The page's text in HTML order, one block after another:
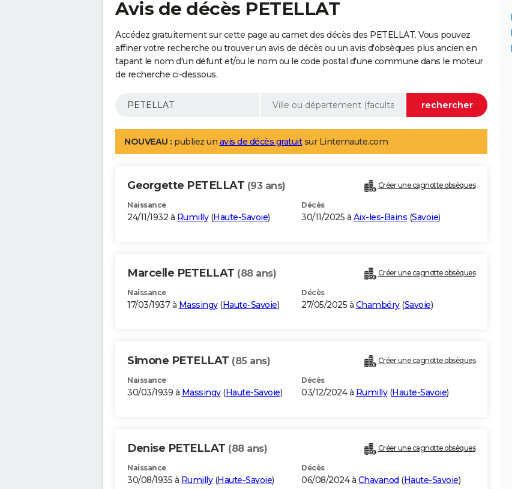
Avis de décès PETELLAT
Accédez gratuitement sur cette page au carnet des décès des PETELLAT. Vous pouvez
affiner votre recherche ou trouver un avis de décès ou un avis d'obsèques plus ancien en
tapant le nom d'un défunt et/ou le nom ou le code postal d'une commune dans le moteur
de recherche ci-dessous.
NOUVEAU : publiez un avis de décès gratuitsur Linternaute.com
Georgette PETELLAT (93 ans) Créer une cagnotte obsèques
Naissance
24/11/1932 à Rumilly(Haute-Savoie)
Décès
30/11/2025 à Aix-les-Bains (Savoie)
Marcelle PETELLAT (88 ans) Créer une cagnotte obsèques
Naissance
17/03/1937 à Massingy(Haute-Savoie)
Décès
27/05/2025 à Chambéry(Savoie)
Simone PETELLAT (85 ans) Créer une cagnotte obsèques
Naissance
30/03/1939 à Massingy(Haute-Savoie)
Décès
03/12/2024 à Rumilly(Haute-Savoie)
Denise PETELLAT (88 ans) Créer une cagnotte obsèques
Naissance
30/08/1935 à Rumilly(Haute-Savoie)
Décès
06/08/2024 à Chavanod (Haute-Savoie)